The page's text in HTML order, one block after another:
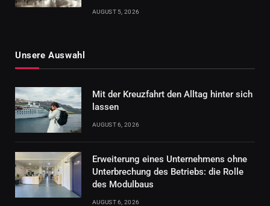
AUGUST 5, 2026
Unsere Auswahl
Mit der Kreuzfahrt den Alltag hinter sich
lassen
AUGUST 6, 2026
Erweiterung eines Unternehmens ohne
Unterbrechung des Betriebs: die Rolle
des Modulbaus
AUGUST 6, 2026